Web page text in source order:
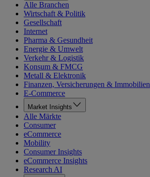
Alle Branchen
Wirtschaft & Politik
Gesellschaft
Internet
Pharma & Gesundheit
Energie & Umwelt
Verkehr & Logistik
Konsum & FMCG
Metall & Elektronik
Finanzen, Versicherungen & Immobilien
E-Commerce
Market Insights
Alle Märkte
Consumer
eCommerce
Mobility
Consumer Insights
eCommerce Insights
Research AI